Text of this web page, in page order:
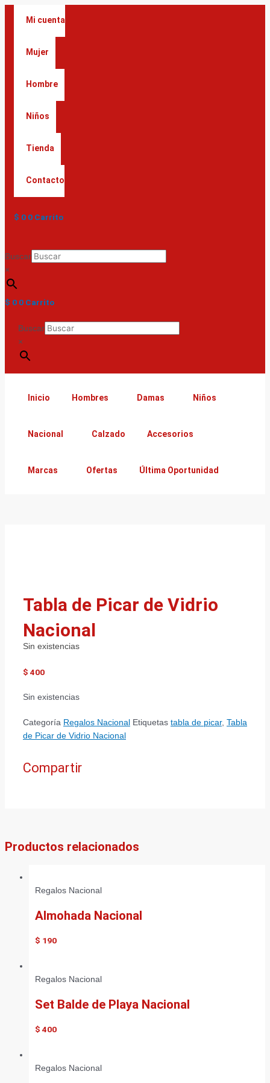
Ir
Mi cuenta
Mujer
Hombre
Niños
Tienda
Contacto
$ 0 0 Carrito
Buscar
×
$ 0 0 Carrito
Buscar
×
Inicio Hombres Damas Niños
Nacional Calzado Accesorios
Marcas Ofertas Última Oportunidad
Tabla de Picar de Vidrio
Nacional
Sin existencias
$ 400
Sin existencias
Categoría Regalos Nacional Etiquetas tabla de picar, Tabla
de Picar de Vidrio Nacional
Compartir
Productos relacionados
Regalos Nacional
Almohada Nacional
$ 190
Regalos Nacional
Set Balde de Playa Nacional
$ 400
Regalos Nacional